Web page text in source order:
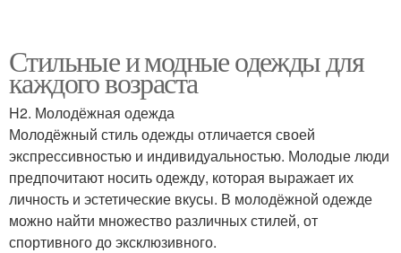
Стильные и модные одежды для
каждого возраста
H2. Молодёжная одежда
Молодёжный стиль одежды отличается своей
экспрессивностью и индивидуальностью. Молодые люди
предпочитают носить одежду, которая выражает их
личность и эстетические вкусы. В молодёжной одежде
можно найти множество различных стилей, от
спортивного до эксклюзивного.